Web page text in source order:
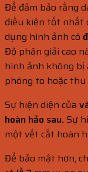
Để đảm bảo rằng
điều kiện tốt nhất
dụng hình ảnh có
Độ phân giải cao
hình ảnh không bị
phóng to hoặc thu
Sự hiện diện của
hoàn hảo sau.Sự
một vết cắt hoàn
Để bảo mật hơn,